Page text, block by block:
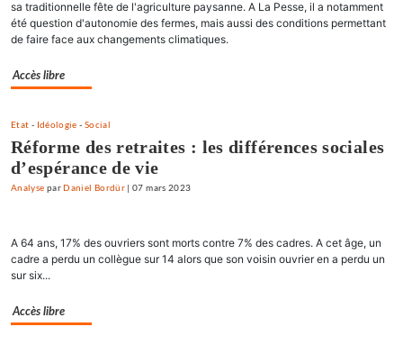
sa traditionnelle fête de l'agriculture paysanne. A La Pesse, il a notamment
été question d'autonomie des fermes, mais aussi des conditions permettant
de faire face aux changements climatiques.
Accès libre
Etat - Idéologie - Social
Réforme des retraites : les différences sociales
d’espérance de vie
Analyse par Daniel Bordür |07 mars 2023
A 64 ans, 17% des ouvriers sont morts contre 7% des cadres. A cet âge, un
cadre a perdu un collègue sur 14 alors que son voisin ouvrier en a perdu un
sur six...
Accès libre